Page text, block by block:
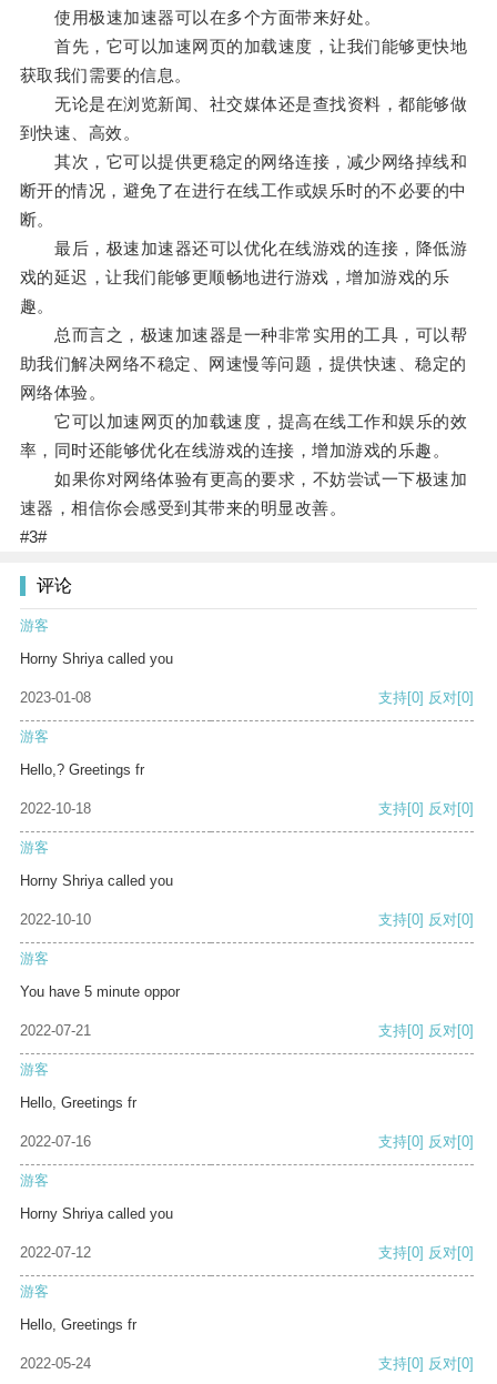
使用极速加速器可以在多个方面带来好处。
首先，它可以加速网页的加载速度，让我们能够更快地
获取我们需要的信息。
无论是在浏览新闻、社交媒体还是查找资料，都能够做
到快速、高效。
其次，它可以提供更稳定的网络连接，减少网络掉线和
断开的情况，避免了在进行在线工作或娱乐时的不必要的中
断。
最后，极速加速器还可以优化在线游戏的连接，降低游
戏的延迟，让我们能够更顺畅地进行游戏，增加游戏的乐
趣。
总而言之，极速加速器是一种非常实用的工具，可以帮
助我们解决网络不稳定、网速慢等问题，提供快速、稳定的
网络体验。
它可以加速网页的加载速度，提高在线工作和娱乐的效
率，同时还能够优化在线游戏的连接，增加游戏的乐趣。
如果你对网络体验有更高的要求，不妨尝试一下极速加
速器，相信你会感受到其带来的明显改善。
#3#
评论
游客
Horny Shriya called you
2023-01-08 支持[0] 反对[0]
游客
Hello,? Greetings fr
2022-10-18 支持[0] 反对[0]
游客
Horny Shriya called you
2022-10-10 支持[0] 反对[0]
游客
You have 5 minute oppor
2022-07-21 支持[0] 反对[0]
游客
Hello, Greetings fr
2022-07-16 支持[0] 反对[0]
游客
Horny Shriya called you
2022-07-12 支持[0] 反对[0]
游客
Hello, Greetings fr
2022-05-24 支持[0] 反对[0]